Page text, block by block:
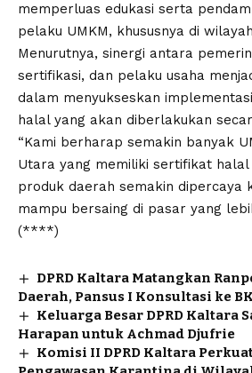
memperluas edukasi serta
pelaku UMKM, khususnya di
Menurutnya, sinergi antara
sertifikasi, dan pelaku usaha
dalam menyukseskan
halal yang akan diberlakukan
“Kami berharap semakin banyak
Utara yang memiliki sertifikat halal
produk daerah semakin dipercaya
mampu bersaing di pasar yang
(****)
DPRD Kaltara Matangkan
Daerah, Pansus I Konsultasi ke
Keluarga Besar DPRD Kaltara
Harapan untuk Achmad Djufrie
Komisi II DPRD Kaltara